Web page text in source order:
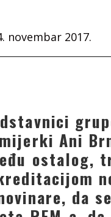
novembar 2017.
Ani
ostalog,
da